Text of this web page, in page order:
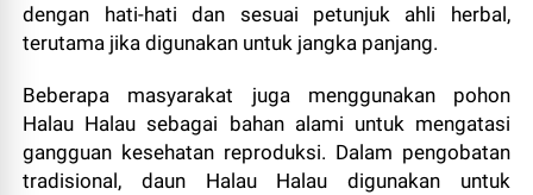
dengan hati-hati dan sesuai petunjuk ahli herbal,
terutama jika digunakan untuk jangka panjang.
Beberapa masyarakat juga menggunakan pohon
Halau Halau sebagai bahan alami untuk mengatasi
gangguan kesehatan reproduksi. Dalam pengobatan
tradisional, daun Halau Halau digunakan untuk